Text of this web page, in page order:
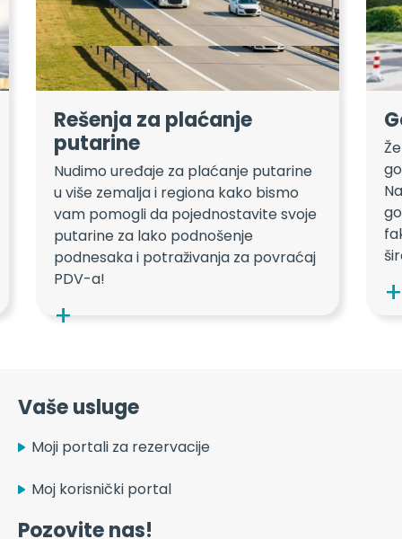
Rešenja za plaćanje
putarine
Nudimo uređaje za plaćanje putarine
u više zemalja i regiona kako bismo
vam pomogli da pojednostavite svoje
putarine za lako podnošenje
podnesaka i potraživanja za povraćaj
PDV-a!
Vaše usluge
Moji portali za rezervacije
Moj korisnički portal
Pozovite nas!